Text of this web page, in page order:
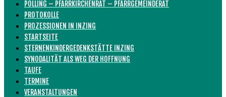
POLLING – PFARRKIRCHENRAT – PFARRGEMEINDERAT
PROTOKOLLE
PROZESSIONEN IN INZING
STARTSEITE
STERNENKINDERGEDENKSTÄTTE INZING
SYNODALITÄT ALS WEG DER HOFFNUNG
TAUFE
TERMINE
VERANSTALTUNGEN